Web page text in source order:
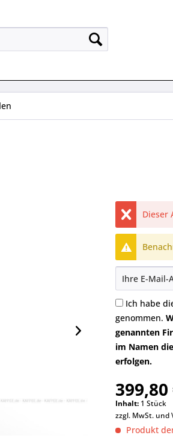
Dieser
Ich habe
genommen.
genannten
im Namen
erfolgen.
Inhalt: 1 Stück
zzgl. MwSt. und
Produkt